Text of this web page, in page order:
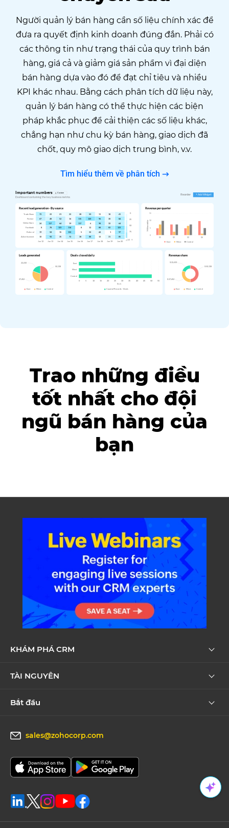
Người quản lý bán hàng cần số liệu chính xác để
đưa ra quyết định kinh doanh đúng đắn. Phải có
các thông tin như trạng thái của quy trình bán
hàng, giá cả và giảm giá sản phẩm vì đại diện
bán hàng dựa vào đó để đạt chỉ tiêu và nhiều
KPI khác nhau. Bằng cách phân tích dữ liệu này,
quản lý bán hàng có thể thực hiện các biện
pháp khắc phục để cải thiện các số liệu khác,
chẳng hạn như chu kỳ bán hàng, giao dịch đã
chốt, quy mô giao dịch trung bình, v.v.
Tìm hiểu thêm về phân tích
Trao những điều
tốt nhất cho đội
ngũ bán hàng của
bạn
KHÁM PHÁ CRM
TÀI NGUYÊN
Bắt đầu
sales@zohocorp.com